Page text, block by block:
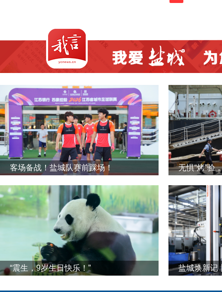
客场备战！盐城队赛前踩场！ 无惧“烤”验
“震生，9岁生日快乐！”